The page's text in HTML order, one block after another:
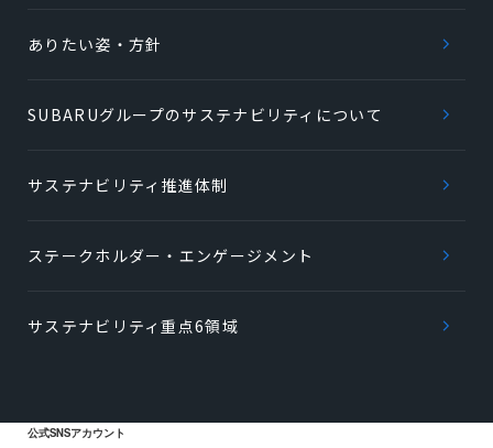
ありたい姿・方針
SUBARUグループのサステナビリティについて
サステナビリティ推進体制
ステークホルダー・エンゲージメント
サステナビリティ重点6領域
公式SNSアカウント